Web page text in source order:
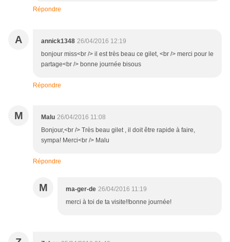
Répondre
A annick1348 26/04/2016 12:19
bonjour miss<br /> il est très beau ce gilet, <br /> merci pour le
partage<br /> bonne journée bisous
Répondre
M Malu 26/04/2016 11:08
Bonjour,<br /> Très beau gilet , il doit être rapide à faire,
sympa! Merci<br /> Malu
Répondre
M ma-ger-de 26/04/2016 11:19
merci à toi de ta visite!!bonne journée!